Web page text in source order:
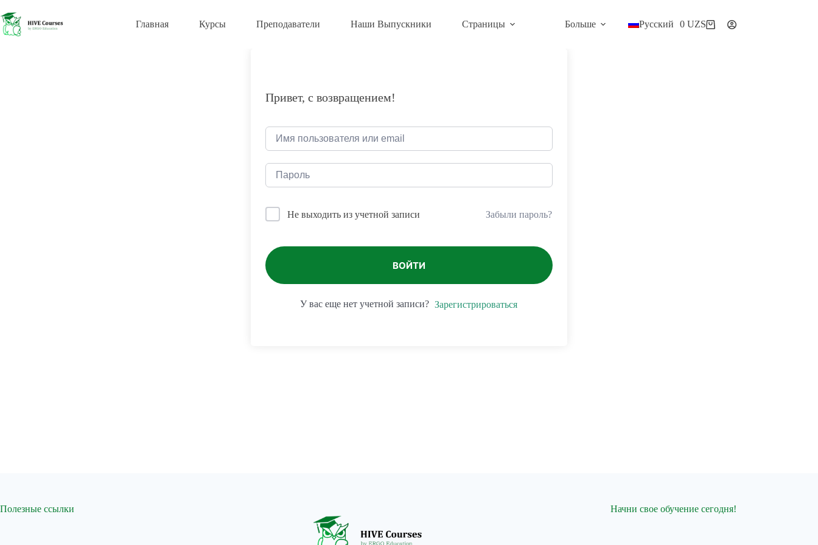
к
сути
Главная Курсы Преподаватели Наши Выпускники Страницы Больше Русский Корзина
0 UZS
Привет, с возвращением!
Не выходить из учетной записи Забыли пароль?
ВОЙТИ
У вас еще нет учетной записи? Зарегистрироваться
Полезные ссылки Начни свое обучение сегодня!